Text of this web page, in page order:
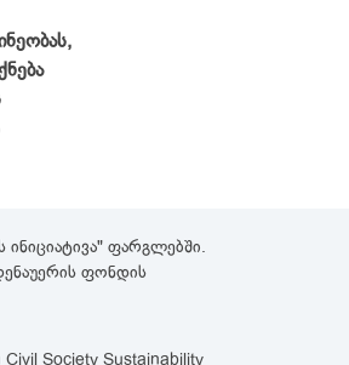
ფარგლებში.
ფონდის
Society Sustainability